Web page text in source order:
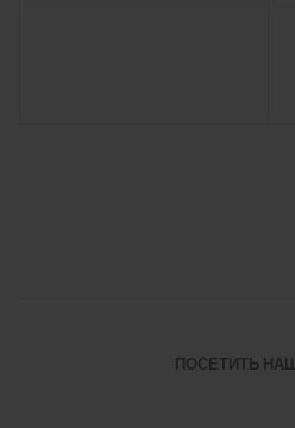
ПОСЕТИТЬ